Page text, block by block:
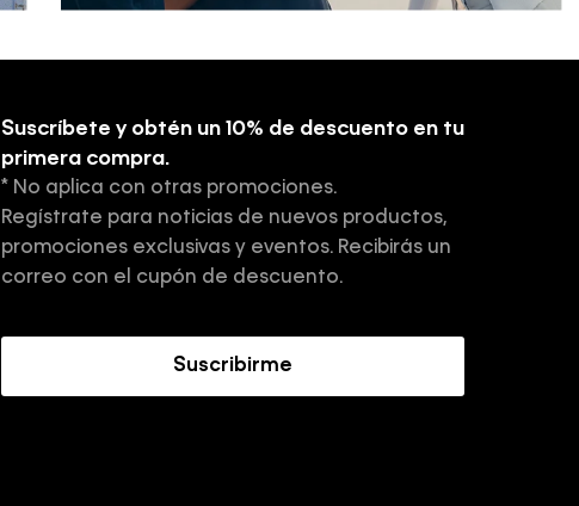
Suscríbete y obtén un 10% de descuento en tu
primera compra.
* No aplica con otras promociones.
Regístrate para noticias de nuevos productos,
promociones exclusivas y eventos. Recibirás un
correo con el cupón de descuento.
Suscribirme